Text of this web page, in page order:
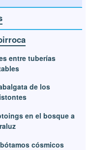
entre tuberías
de los
en el bosque a
cósmicos